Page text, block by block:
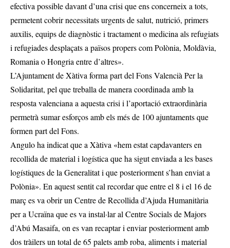
efectiva possible davant d’una crisi que ens concerneix a tots,
permetent cobrir necessitats urgents de salut, nutrició, primers
auxilis, equips de diagnòstic i tractament o medicina als refugiats
i refugiades desplaçats a països propers com Polònia, Moldàvia,
Romania o Hongria entre d’altres».
L’Ajuntament de Xàtiva forma part del Fons Valencià Per la
Solidaritat, pel que treballa de manera coordinada amb la
resposta valenciana a aquesta crisi i l’aportació extraordinària
permetrà sumar esforços amb els més de 100 ajuntaments que
formen part del Fons.
Angulo ha indicat que a Xàtiva «hem estat capdavanters en
recollida de material i logística que ha sigut enviada a les bases
logístiques de la Generalitat i que posteriorment s’han enviat a
Polònia». En aquest sentit cal recordar que entre el 8 i el 16 de
març es va obrir un Centre de Recollida d’Ajuda Humanitària
per a Ucraïna que es va instal·lar al Centre Socials de Majors
d’Abú Masaifa, on es van recaptar i enviar posteriorment amb
dos tràilers un total de 65 palets amb roba, aliments i material